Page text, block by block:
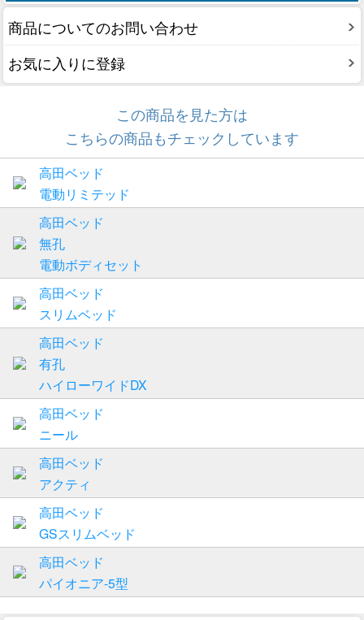
商品についてのお問い合わせ
お気に入りに登録
この商品を見た方は
こちらの商品もチェックしています
高田ベッド
電動リミテッド
高田ベッド
無孔
電動ボディセット
高田ベッド
スリムベッド
高田ベッド
有孔
ハイローワイドDX
高田ベッド
ニール
高田ベッド
アクティ
高田ベッド
GSスリムベッド
高田ベッド
パイオニア-5型